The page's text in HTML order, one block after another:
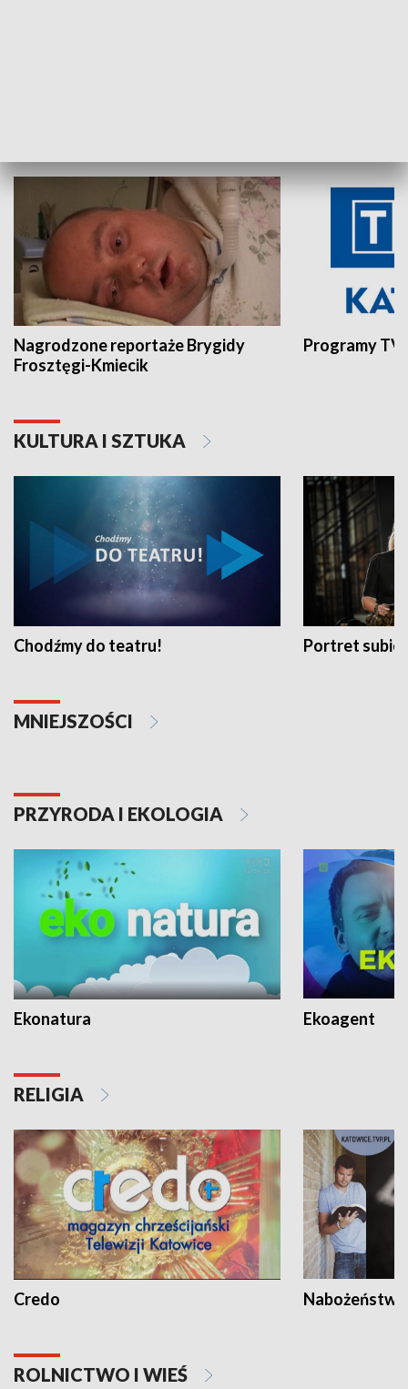
Nagrodzone reportaże Brygidy
Frosztęgi-Kmiecik
Programy
KULTURA I SZTUKA
Chodźmy do teatru! Portret
MNIEJSZOŚCI
PRZYRODA I EKOLOGIA
Ekonatura Ekoagent
RELIGIA
Credo
ROLNICTWO I WIEŚ